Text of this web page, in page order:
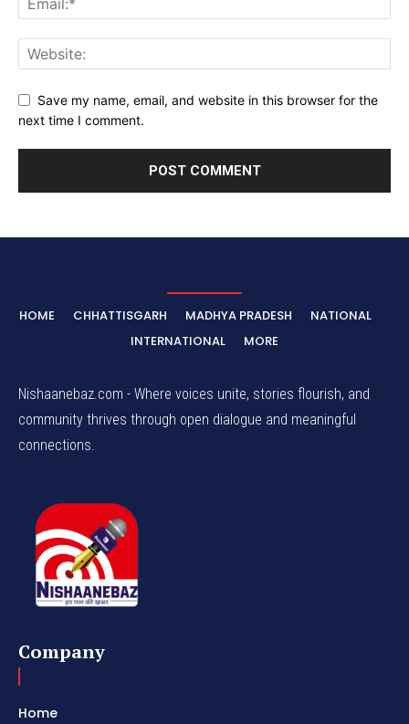
Save my name, email, and website in this browser for the
next time I comment.
HOME CHHATTISGARH MADHYA PRADESH
NATIONAL
INTERNATIONAL
MORE
Nishaanebaz.com - Where voices unite, stories flourish, and
community thrives through open dialogue and meaningful
connections.
Company
Home